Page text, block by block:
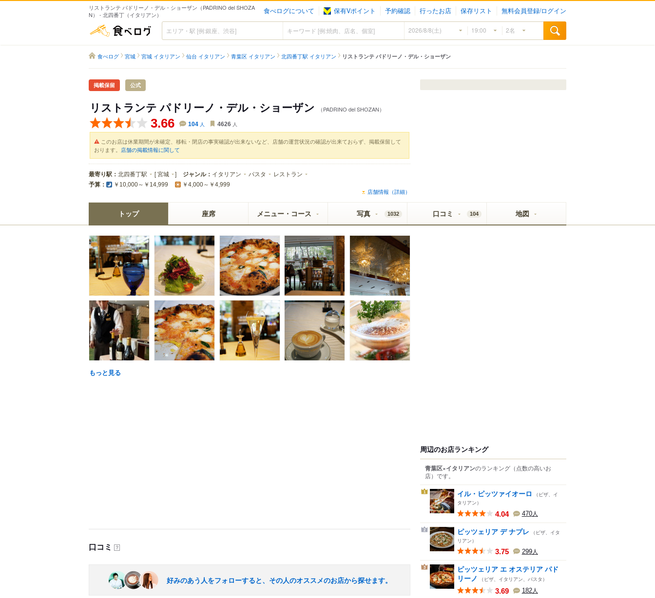
リストランテ パドリーノ・デル・ショーザン（PADRINO del SHOZA
N） - 北四番丁（イタリアン）
食べログについて 保有Vポイント 予約確認 行ったお店 保存リスト 無料会員登録/ログイン
食べログ
食べログ 宮城 宮城 イタリアン 仙台 イタリアン 青葉区 イタリアン 北四番丁駅 イタリアン リストランテ パドリーノ・デル・ショーザン
掲載保留 公式
リストランテ パドリーノ・デル・ショーザン （PADRINO del SHOZAN）
3.66 104 人 4626 人
このお店は休業期間が未確定、移転・閉店の事実確認が出来ないなど、店舗の運営状況の確認が出来ておらず、掲載保留して
おります。 店舗の掲載情報に関して
最寄り駅： 北四番丁駅 [宮城 ] ジャンル： イタリアン パスタ レストラン
予算： ￥10,000～￥14,999 ￥4,000～￥4,999
店舗情報（詳細）
トップ 座席 メニュー・コース 写真 1032 口コミ 104 地図
もっと見る
口コミ ？
好みのあう人をフォローすると、その人のオススメのお店から探せます。
周辺のお店ランキング
青葉区×イタリアンのランキング （点数の高いお
店） です。
1 イル・ピッツァイオーロ
（ピザ、イ
タリアン）
4.04 470人
2 ピッツェリア デ ナプレ
（ピザ、イタ
リアン）
3.75 299人
3
ピッツェリア エ オステリア パド
リーノ
（ピザ、イタリアン、パスタ）
3.69 182人